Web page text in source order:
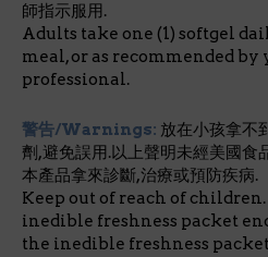
師指示服用.
Adults take one (1) softgel
meal, or as recommended
professional.
警告/Warnings: 放在小孩拿不
劑,避免誤用.以上聲明未經美國食
本產品拿來診斷,治療或預防疾病.
Keep out of reach of
inedible freshness packet
the inedible freshness